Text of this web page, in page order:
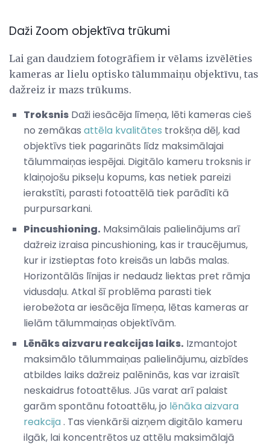
Daži Zoom objektīva trūkumi
Lai gan daudziem fotogrāfiem ir vēlams izvēlēties
kameras ar lielu optisko tālummaiņu objektīvu, tas
dažreiz ir mazs trūkums.
Troksnis Daži iesācēja līmeņa, lēti kameras cieš
no zemākas attēla kvalitātes trokšņa dēļ, kad
objektīvs tiek pagarināts līdz maksimālajai
tālummaiņas iespējai. Digitālo kameru troksnis ir
klaiņojošu pikseļu kopums, kas netiek pareizi
ierakstīti, parasti fotoattēlā tiek parādīti kā
purpursarkani.
Pincushioning. Maksimālais palielinājums arī
dažreiz izraisa pincushioning, kas ir traucējumus,
kur ir izstieptas foto kreisās un labās malas.
Horizontālās līnijas ir nedaudz liektas pret rāmja
vidusdaļu. Atkal šī problēma parasti tiek
ierobežota ar iesācēja līmeņa, lētas kameras ar
lielām tālummaiņas objektīvām.
Lēnāks aizvaru reakcijas laiks. Izmantojot
maksimālo tālummaiņas palielinājumu, aizbīdes
atbildes laiks dažreiz palēninās, kas var izraisīt
neskaidrus fotoattēlus. Jūs varat arī palaist
garām spontānu fotoattēlu, jo lēnāka aizvara
reakcija. Tas vienkārši aizņem digitālo kameru
ilgāk, lai koncentrētos uz attēlu maksimālajā